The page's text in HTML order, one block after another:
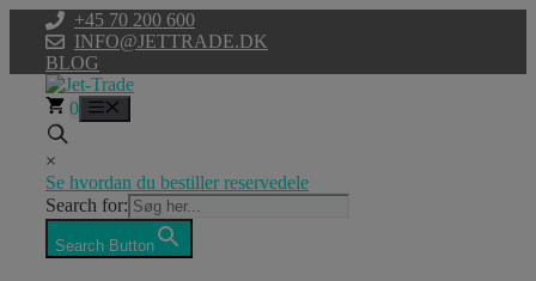
indhold
+45 70 200 600
INFO@JETTRADE.DK
BLOG
0
×
Se hvordan du bestiller reservedele
Search for:
Search Button